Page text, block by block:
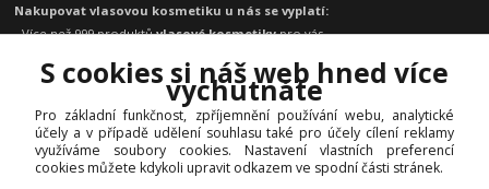
Nakupovat vlasovou kosmetiku u nás se vyplatí:
- Více než 999 produktůvlasové kosmetikypro vás
- Garance originality profesionálnívlasové kosmetiky
- Při objednávce zboží nad 1199 Kč poštovné zdarma
Expresní doručeníkosmetiky na vlasy do 1 - 2 dnů
Profesionální vlasová poradna pro vás zdarma
S cookies si náš web hned více
vychutnáte
Pro základní funkčnost, zpříjemnění používání webu, analytické
účely a v případě udělení souhlasu také pro účely cílení reklamy
využíváme soubory cookies. Nastavení vlastních preferencí
cookies můžete kdykoli upravit odkazem ve spodní části stránek.